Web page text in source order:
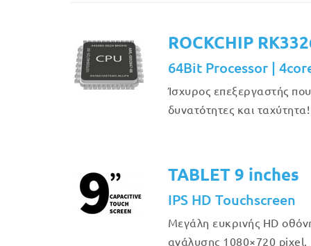
ROCKCHIP
64Bit Processor |
Ίσχυρος επεξεργαστής
δυνατότητες και ταχύτητα!
TABLET 9 inches
IPS HD Touchscreen
Μεγάλη ευκρινής HD
ανάλυσης 1080×720 pixel,